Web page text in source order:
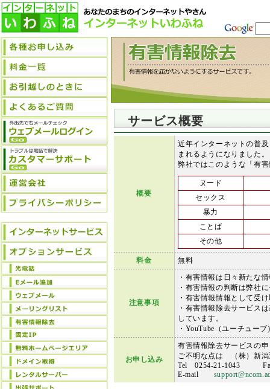
サービス概要
概要
近年インターネットの普
まれるようになりました。
弊社ではこのような「有
ヌード
セックス
暴力
ことば
その他
料金 無料
注意事項
・有害情報は日々新たな
・有害情報の判断は弊社
・有害情報情報として受
・有害情報除去サービス
しています。
・YouTube（ユーチュー
お申し込み
有害情報除去サービスの
ご不明な点は （株）新潟
Tel 0254-21-1043
E-mail